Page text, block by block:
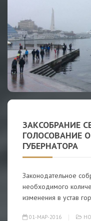
ЗАКСОБРАНИЕ
ГОЛОСОВАНИЕ
ГУБЕРНАТОРА
Законодательное
необходимого
изменения в устав
01-МАР-2016